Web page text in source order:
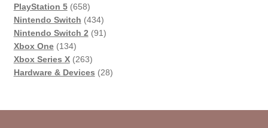
個
の
商
PlayStation 5 658658
個
の
品
Nintendo Switch 434434
個
品
Nintendo Switch 2 9191
商
Xbox One 134134
個
の
Xbox Series X 263263
個
品
Hardware & Devices 2828
商